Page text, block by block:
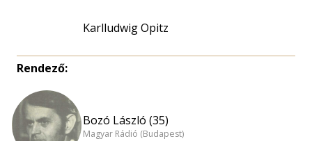
Karlludwig Opitz
Rendező:
Bozó László (35)
Magyar Rádió (Budapest)